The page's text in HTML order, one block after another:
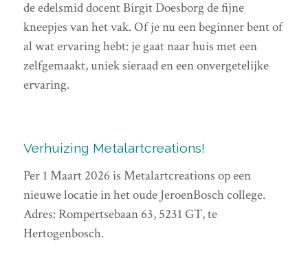
de edelsmid docent Birgit Doesborg de fijne
kneepjes van het vak. Of je nu een beginner bent of
al wat ervaring hebt: je gaat naar huis met een
zelfgemaakt, uniek sieraad en een onvergetelijke
ervaring.
Verhuizing Metalartcreations!
Per 1 Maart 2026 is Metalartcreations op een
nieuwe locatie in het oude JeroenBosch college.
Adres: Rompertsebaan 63, 5231 GT, te
Hertogenbosch.